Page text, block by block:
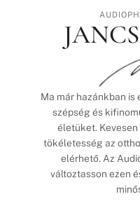
Ma már hazánkban is
szépség és
életüket.
tökéletesség az
elérhető. Az
változtasson ezen